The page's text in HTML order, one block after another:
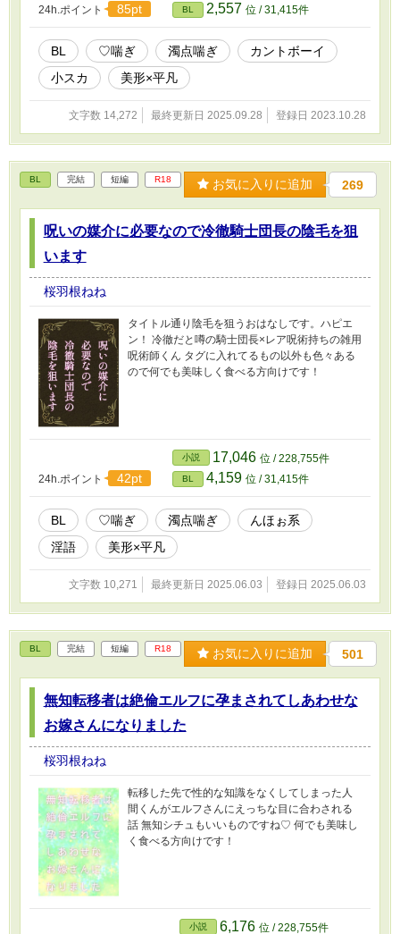
24h.ポイント 85pt BL 2,557 位 / 31,415件
BL ♡喘ぎ 濁点喘ぎ
カントボーイ
小スカ
美形×平凡
文字数 14,272 最終更新日 2025.09.28 登録日 2023.10.28
BL 完結 短編 R18 お気に入りに追加 269
呪いの媒介に必要なので冷徹騎士団長の陰毛を狙
います
桜羽根ねね
タイトル通り陰毛を狙うおはなしです。ハピエ
ン！ 冷徹だと噂の騎士団長×レア呪術持ちの雑用
呪術師くん タグに入れてるもの以外も色々ある
ので何でも美味しく食べる方向けです！
24h.ポイント 42pt
小説 17,046 位 / 228,755件
BL 4,159 位 / 31,415件
BL ♡喘ぎ 濁点喘ぎ
んほぉ系
淫語
美形×平凡
文字数 10,271 最終更新日 2025.06.03 登録日 2025.06.03
BL 完結 短編 R18 お気に入りに追加 501
無知転移者は絶倫エルフに孕まされてしあわせな
お嫁さんになりました
桜羽根ねね
転移した先で性的な知識をなくしてしまった人
間くんがエルフさんにえっちな目に合わされる
話 無知シチュもいいものですね♡ 何でも美味し
く食べる方向けです！
小説 6,176 位 / 228,755件